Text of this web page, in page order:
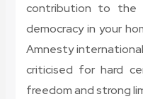
contribution to the
democracy in your
Amnesty
criticised for hard
freedom and strong